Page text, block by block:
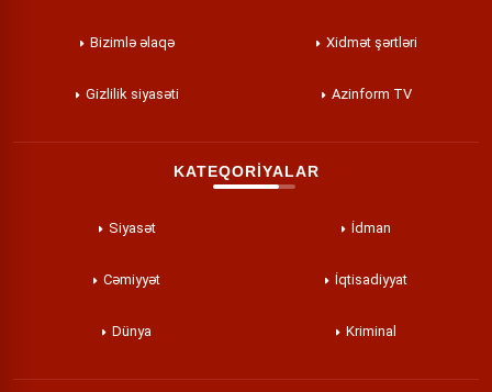
Bizimlə əlaqə Xidmət şərtləri
Gizlilik siyasəti Azinform TV
KATEQORİYALAR
Siyasət İdman
Cəmiyyət İqtisadiyyat
Dünya Kriminal